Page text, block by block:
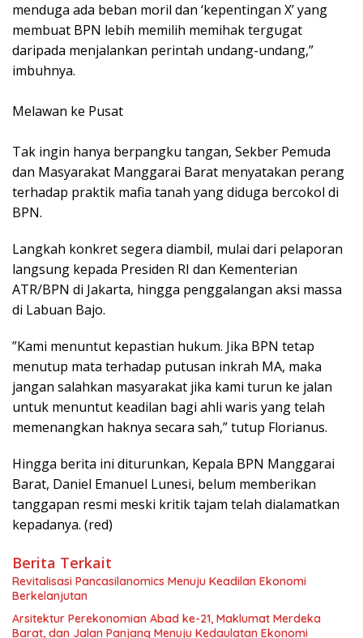
menduga ada beban moril dan ‘kepentingan X’ yang
membuat BPN lebih memilih memihak tergugat
daripada menjalankan perintah undang-undang,”
imbuhnya.
Melawan ke Pusat
Tak ingin hanya berpangku tangan, Sekber Pemuda
dan Masyarakat Manggarai Barat menyatakan perang
terhadap praktik mafia tanah yang diduga bercokol di
BPN.
Langkah konkret segera diambil, mulai dari pelaporan
langsung kepada Presiden RI dan Kementerian
ATR/BPN di Jakarta, hingga penggalangan aksi massa
di Labuan Bajo.
​”Kami menuntut kepastian hukum. Jika BPN tetap
menutup mata terhadap putusan inkrah MA, maka
jangan salahkan masyarakat jika kami turun ke jalan
untuk menuntut keadilan bagi ahli waris yang telah
memenangkan haknya secara sah,” tutup Florianus.
​Hingga berita ini diturunkan, Kepala BPN Manggarai
Barat, Daniel Emanuel Lunesi, belum memberikan
tanggapan resmi meski kritik tajam telah dialamatkan
kepadanya. (red)
Berita Terkait
Revitalisasi Pancasilanomics Menuju Keadilan Ekonomi
Berkelanjutan
Arsitektur Perekonomian Abad ke-21, Maklumat Merdeka
Barat, dan Jalan Panjang Menuju Kedaulatan Ekonomi